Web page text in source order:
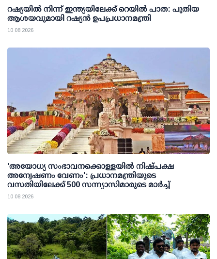
റഷ്യയില്‍ നിന്ന് ഇന്ത്യയിലേക്ക് റെയില്‍ പാത: പുതിയ
ആശയവുമായി റഷ്യന്‍ ഉപപ്രധാനമന്ത്രി
10 08 2026
'അയോധ്യ സംഭാവനക്കൊള്ളയില്‍ നിഷ്പക്ഷ
അന്വേഷണം വേണം': പ്രധാനമന്ത്രിയുടെ
വസതിയിലേക്ക് 500 സന്ന്യാസിമാരുടെ മാര്‍ച്ച്
10 08 2026